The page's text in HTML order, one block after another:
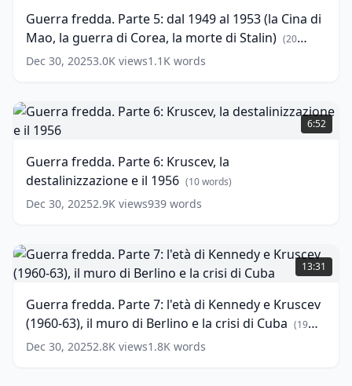
dal
1949
al
1953
Cina
di
Mao,
guerra
di
la
di
Stalin)
(20
Guerra fredda. Parte 5: dal 1949 al 1953 (la Cina di
Mao, la guerra di Corea, la morte di Stalin) (20
words)
Dec 30, 20253.0K views1.1K words
Guerra
fredda.
Parte
Kruscev,
la
destalinizzazione
e
1956
words)
6:52
Guerra fredda. Parte 6: Kruscev, la
destalinizzazione e il 1956 (10words)
Dec 30, 20252.9K views939 words
Guerra
fredda.
Parte
l'età
di
Kennedy
e
13:31
Guerra fredda. Parte 7: l'età di Kennedy e Kruscev
(1960-63), il muro di Berlino e la crisi di Cuba (19
words)
Dec 30, 20252.8K views1.8K words